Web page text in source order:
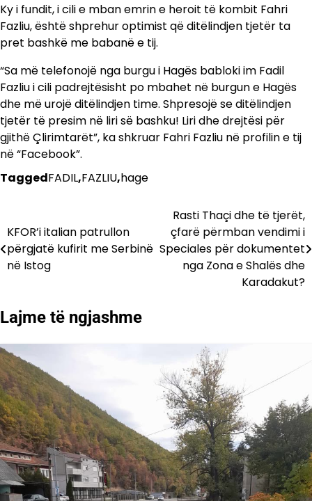
Ky i fundit, i cili e mban emrin e heroit të kombit Fahri
Fazliu, është shprehur optimist që ditëlindjen tjetër ta
pret bashkë me babanë e tij.
“Sa më telefonojë nga burgu i Hagës babloki im Fadil
Fazliu i cili padrejtësisht po mbahet në burgun e Hagës
dhe më urojë ditëlindjen time. Shpresojë se ditëlindjen
tjetër të presim në liri së bashku! Liri dhe drejtësi për
gjithë Çlirimtarët”, ka shkruar Fahri Fazliu në profilin e tij
në “Facebook”.
TaggedFADIL,FAZLIU,hage
te
postimet
KFOR’i italian patrullon
përgjatë kufirit me Serbinë
në Istog
Rasti Thaçi dhe të tjerët,
çfarë përmban vendimi i
Speciales për dokumentet
nga Zona e Shalës dhe
Karadakut?
Lajme të ngjashme